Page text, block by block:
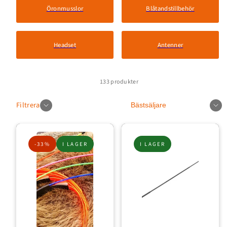
Öronmusslor Blåtandstillbehör
Headset Antenner
133 produkter
Filtrera Sortera
-33% I LAGER I LAGER